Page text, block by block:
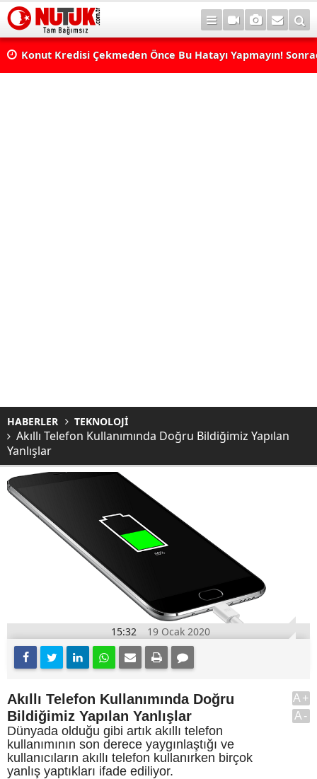
Konut Kredisi Çekmeden Önce Bu Hatayı Yapmayın!
HABERLER TEKNOLOJİ
Akıllı Telefon Kullanımında Doğru Bildiğimiz Yapılan
Yanlışlar
15:32 19 Ocak 2020
Akıllı Telefon Kullanımında Doğru
Bildiğimiz Yapılan Yanlışlar
Dünyada olduğu gibi artık akıllı telefon
kullanımının son derece yaygınlaştığı ve
kullanıcıların akıllı telefon kullanırken birçok
yanlış yaptıkları ifade ediliyor.
A+
A-